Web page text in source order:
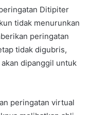
Ditipiter
tidak menurunkan
peringatan
tidak digubris,
dipanggil untuk
peringatan virtual